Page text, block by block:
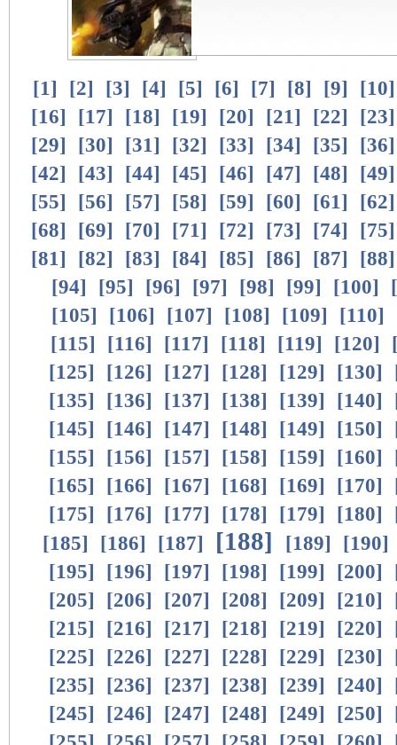
[1] [2] [3] [4] [5] [6] [7] [8] [9] [10
[16] [17] [18] [19] [20] [21] [22] [23
[29] [30] [31] [32] [33] [34] [35] [36
[42] [43] [44] [45] [46] [47] [48] [49
[55] [56] [57] [58] [59] [60] [61] [62
[68] [69] [70] [71] [72] [73] [74] [75
[81] [82] [83] [84] [85] [86] [87] [88
[94] [95] [96] [97] [98] [99] [100]
[
[105] [106] [107] [108] [109] [110]
[115] [116] [117] [118] [119] [120]
[125] [126] [127] [128] [129] [130]
[135] [136] [137] [138] [139] [140]
[145] [146] [147] [148] [149] [150]
[155] [156] [157] [158] [159] [160]
[165] [166] [167] [168] [169] [170]
[175] [176] [177] [178] [179] [180]
[185] [186] [187] [188] [189] [190]
[195] [196] [197] [198] [199] [200]
[205] [206] [207] [208] [209] [210]
[215] [216] [217] [218] [219] [220]
[225] [226] [227] [228] [229] [230]
[235] [236] [237] [238] [239] [240]
[245] [246] [247] [248] [249] [250]